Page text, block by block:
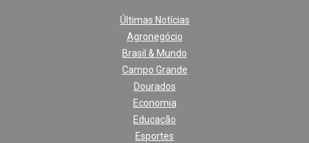
Últimas Notícias
Agronegócio
Brasil & Mundo
Campo Grande
Dourados
Economia
Educação
Esportes